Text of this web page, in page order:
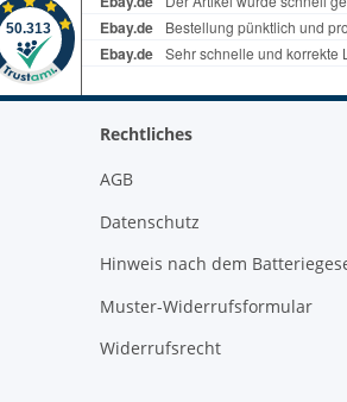
Rechtliches
AGB
Datenschutz
Hinweis nach dem
Muster-Widerrufsformular
Widerrufsrecht